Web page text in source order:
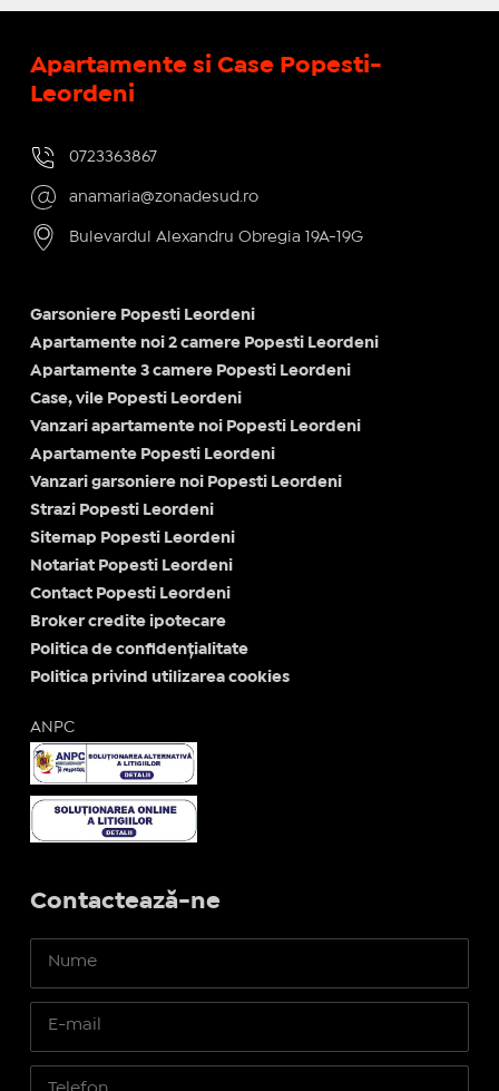
Apartamente si Case Popesti-
Leordeni
0723363867
anamaria@zonadesud.ro
Bulevardul Alexandru Obregia 19A-19G
Garsoniere Popesti Leordeni
Apartamente noi 2 camere Popesti Leordeni
Apartamente 3 camere Popesti Leordeni
Case, vile Popesti Leordeni
Vanzari apartamente noi Popesti Leordeni
Apartamente Popesti Leordeni
Vanzari garsoniere noi Popesti Leordeni
Strazi Popesti Leordeni
Sitemap Popesti Leordeni
Notariat Popesti Leordeni
Contact Popesti Leordeni
Broker credite ipotecare
Politica de confidențialitate
Politica privind utilizarea cookies
ANPC
Contactează-ne